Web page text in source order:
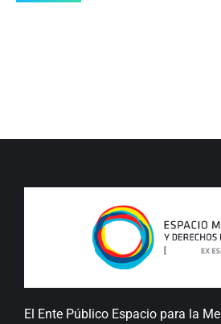
El Ente Público Espacio para la